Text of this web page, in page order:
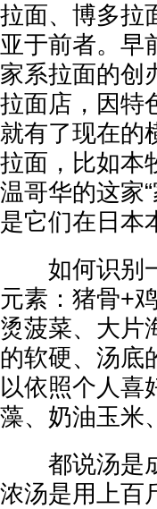
拉面、博多拉
亚于前者。早
家系拉面的创
拉面店，因特
就有了现在的
拉面，比如本
温哥华的这家
是它们在日本
如何识别一
元素：猪骨+
烫菠菜、大片
的软硬、汤底
以依照个人喜
藻、奶油玉米
都说汤是成
浓汤是用上百